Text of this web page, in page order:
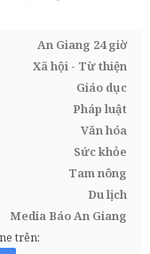
An Giang 24 giờ
Xã hội - Từ thiện
Giáo dục
Pháp luật
Văn hóa
Sức khỏe
Tam nông
Du lịch
Media Báo An Giang
trên: